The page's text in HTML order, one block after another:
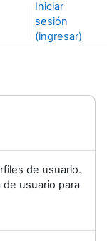
Iniciar
sesión
(ingresar)
de usuario.
usuario para